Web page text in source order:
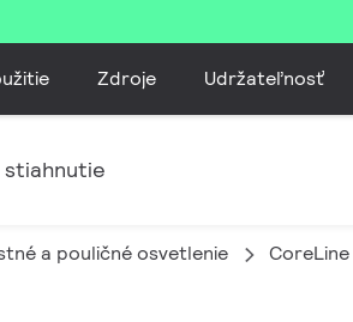
Zdroje Udržateľnosť
stiahnutie
a pouličné osvetlenie CoreLine